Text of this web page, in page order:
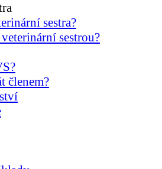
sestra?
veterinární sestrou?
členem?